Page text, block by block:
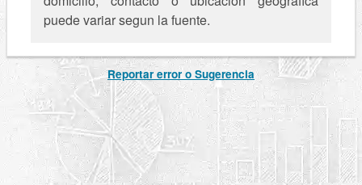
puede variar segun la fuente.
Reportar error o Sugerencia